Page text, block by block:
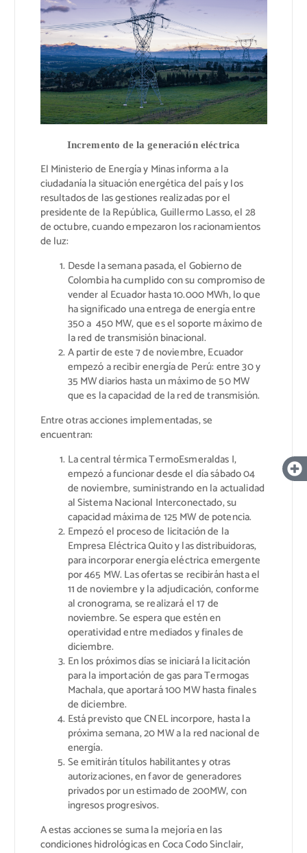
Incremento de la generación eléctrica
El Ministerio de Energía y Minas informa a la
ciudadanía la situación energética del país y los
resultados de las gestiones realizadas por el
presidente de la República, Guillermo Lasso, el 28
de octubre, cuando empezaron los racionamientos
de luz:
Desde la semana pasada, el Gobierno de
Colombia ha cumplido con su compromiso de
vender al Ecuador hasta 10.000 MWh, lo que
ha significado una entrega de energía entre
350 a 450 MW, que es el soporte máximo de
la red de transmisión binacional.
A partir de este 7 de noviembre, Ecuador
empezó a recibir energía de Perú: entre 30 y
35 MW diarios hasta un máximo de 50 MW
que es la capacidad de la red de transmisión.
Entre otras acciones implementadas, se
encuentran:
La central térmica TermoEsmeraldas I,
empezó a funcionar desde el día sábado 04
de noviembre, suministrando en la actualidad
al Sistema Nacional Interconectado, su
capacidad máxima de 125 MW de potencia.
Empezó el proceso de licitación de la
Empresa Eléctrica Quito y las distribuidoras,
para incorporar energía eléctrica emergente
por 465 MW. Las ofertas se recibirán hasta el
11 de noviembre y la adjudicación, conforme
al cronograma, se realizará el 17 de
noviembre. Se espera que estén en
operatividad entre mediados y finales de
diciembre.
En los próximos días se iniciará la licitación
para la importación de gas para Termogas
Machala, que aportará 100 MW hasta finales
de diciembre.
Está previsto que CNEL incorpore, hasta la
próxima semana, 20 MW a la red nacional de
energía.
Se emitirán títulos habilitantes y otras
autorizaciones, en favor de generadores
privados por un estimado de 200MW, con
ingresos progresivos.
A estas acciones se suma la mejoría en las
condiciones hidrológicas en Coca Codo Sinclair,